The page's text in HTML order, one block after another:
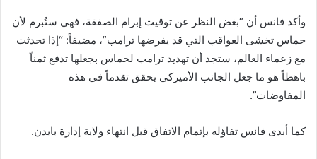
وأكد فانس أن “بغض النظر عن توقيت إبرام الصفقة، فهي ستُبرم لأن
حماس تخشى العواقب التي قد يفرضها ترامب”، مضيفاً: “إذا تحدثت
مع زعماء العالم، ستجد أن تهديد ترامب لحماس بجعلها تدفع ثمناً
باهظاً هو ما جعل الجانب الأميركي يحقق تقدماً في هذه
المفاوضات”.
كما أبدى فانس تفاؤله بإتمام الاتفاق قبل انتهاء ولاية إدارة بايدن.